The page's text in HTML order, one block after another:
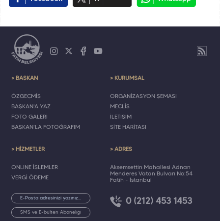
> BAŞKAN
ÖZGEÇMİŞ
BAŞKAN'A YAZ
FOTO GALERİ
BAŞKAN'LA FOTOĞRAFIM
> KURUMSAL
ORGANİZASYON ŞEMASI
MECLİS
İLETİŞİM
SİTE HARİTASI
> HİZMETLER
ONLINE İŞLEMLER
VERGİ ÖDEME
SMS ve E-bülten Aboneliği
> ADRES
Akşemsettin Mahallesi Adnan
Menderes Vatan Bulvarı No:54
Fatih - İstanbul
0 (212) 453 1453